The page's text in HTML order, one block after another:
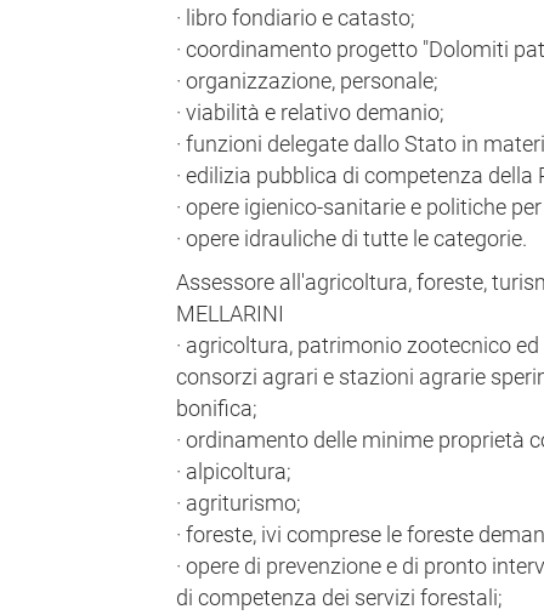
· libro fondiario e catasto;
· coordinamento progetto "Dolomiti
· organizzazione, personale;
· viabilità e relativo demanio;
· funzioni delegate dallo Stato in
· edilizia pubblica di competenza della
· opere igienico-sanitarie e politiche
· opere idrauliche di tutte le categorie.
Assessore all'agricoltura, foreste,
MELLARINI
· agricoltura, patrimonio zootecnico
consorzi agrari e stazioni agrarie
bonifica;
· ordinamento delle minime proprietà
· alpicoltura;
· agriturismo;
· foreste, ivi comprese le foreste
· opere di prevenzione e di pronto
di competenza dei servizi forestali;